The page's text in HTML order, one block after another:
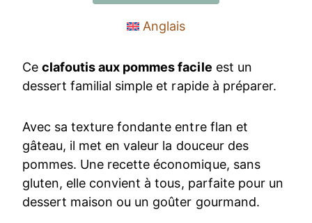
Anglais
Ceclafoutis aux pommes facile est un
dessert familial simple et rapide à préparer.
Avec sa texture fondante entre flan et
gâteau, il met en valeur la douceur des
pommes. Une recette économique, sans
gluten, elle convient à tous, parfaite pour un
dessert maison ou un goûter gourmand.